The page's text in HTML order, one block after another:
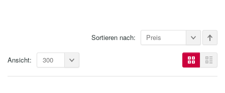
Sortieren nach: Preis
Ansicht: 300